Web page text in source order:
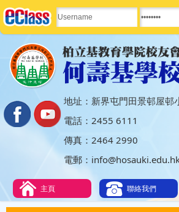
地址：新界屯門田景邨屋邨
電話：2455 6111
傳真：2464 2990
電郵：
聯絡我們
主頁